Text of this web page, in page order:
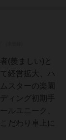
(羨ましい)と
経営拡大、ハ
スターの楽園
ィング初期手
ルユニーク、
だわり卓上に